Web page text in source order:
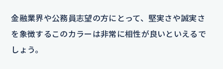
金融業界や公務員志望の方にとって、堅実さや誠実さ
を象徴するこのカラーは非常に相性が良いといえるで
しょう。